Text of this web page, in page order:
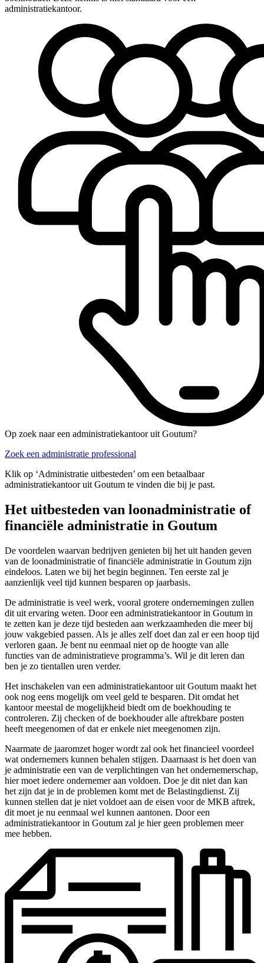
administratiekantoor.
Op zoek naar een administratiekantoor uit Goutum?
Zoek een administratie professional
Klik op ‘Administratie uitbesteden’ om een betaalbaar
administratiekantoor uit Goutum te vinden die bij je past.
Het uitbesteden van loonadministratie of
financiële administratie in Goutum
De voordelen waarvan bedrijven genieten bij het uit handen geven
van de loonadministratie of financiële administratie in Goutum zijn
eindeloos. Laten we bij het begin beginnen. Ten eerste zal je
aanzienlijk veel tijd kunnen besparen op jaarbasis.
De administratie is veel werk, vooral grotere ondernemingen zullen
dit uit ervaring weten. Door een administratiekantoor in Goutum in
te zetten kan je deze tijd besteden aan werkzaamheden die meer bij
jouw vakgebied passen. Als je alles zelf doet dan zal er een hoop tijd
verloren gaan. Je bent nu eenmaal niet op de hoogte van alle
functies van de administratieve programma’s. Wil je dit leren dan
ben je zo tientallen uren verder.
Het inschakelen van een administratiekantoor uit Goutum maakt het
ook nog eens mogelijk om veel geld te besparen. Dit omdat het
kantoor meestal de mogelijkheid biedt om de boekhouding te
controleren. Zij checken of de boekhouder alle aftrekbare posten
heeft meegenomen of dat er enkele niet meegenomen zijn.
Naarmate de jaaromzet hoger wordt zal ook het financieel voordeel
wat ondernemers kunnen behalen stijgen. Daarnaast is het doen van
je administratie een van de verplichtingen van het ondernemerschap,
hier moet iedere ondernemer aan voldoen. Doe je dit niet dan kan
het zijn dat je in de problemen komt met de Belastingdienst. Zij
kunnen stellen dat je niet voldoet aan de eisen voor de MKB aftrek,
dit moet je nu eenmaal wel kunnen aantonen. Door een
administratiekantoor in Goutum zal je hier geen problemen meer
mee hebben.